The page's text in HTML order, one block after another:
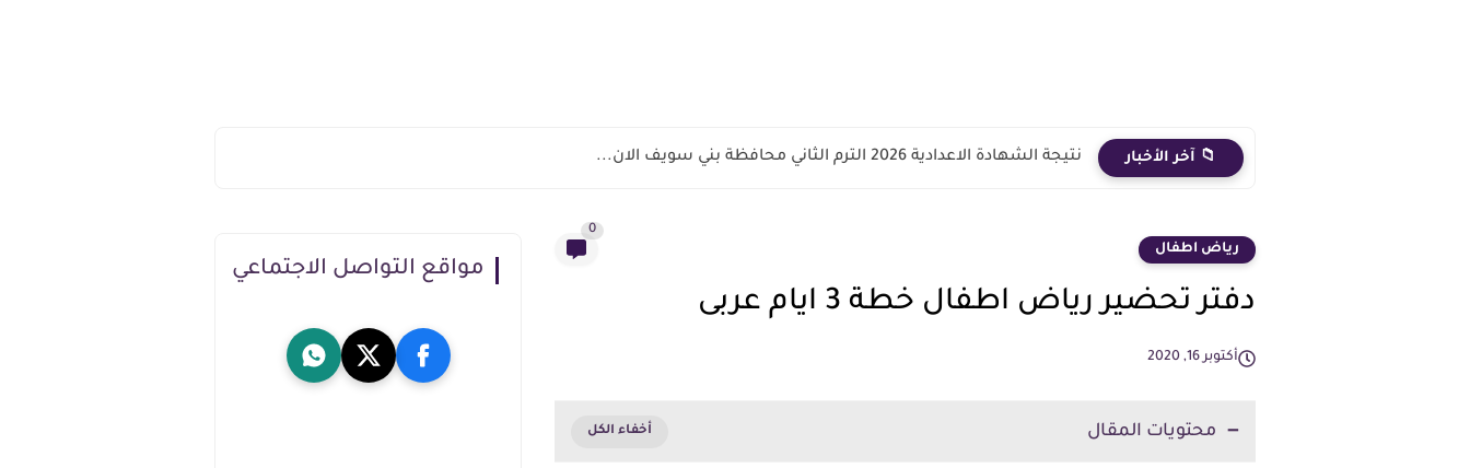
📁 آخر الأخبار نتيجة الشهادة الاعدادية 2026 الترم الثاني محافظة بني سويف الان...
رياض اطفال
0
دفتر تحضير رياض اطفال خطة 3 ايام عربى
أكتوبر 16, 2020
محتويات المقال
مواقع التواصل الاجتماعي